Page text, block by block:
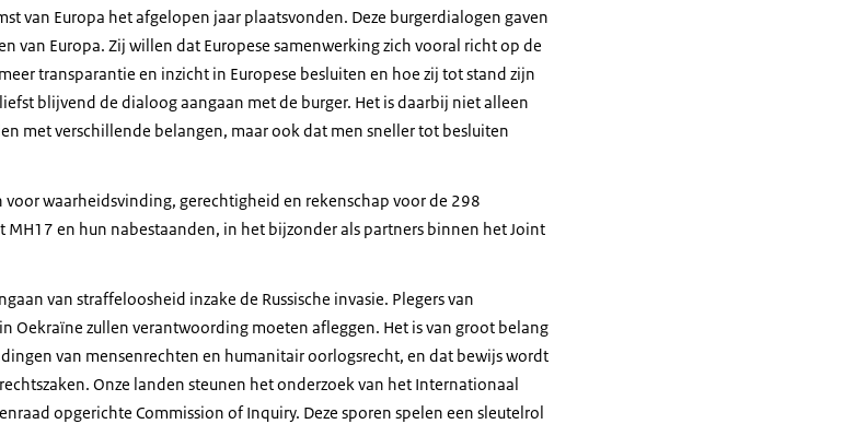
van Europa het afgelopen jaar plaatsvonden. Deze burgerdialogen gaven
van Europa. Zij willen dat Europese samenwerking zich vooral richt op de
transparantie en inzicht in Europese besluiten en hoe zij tot stand zijn
blijvend de dialoog aangaan met de burger. Het is daarbij niet alleen
met verschillende belangen, maar ook dat men sneller tot besluiten
waarheidsvinding, gerechtigheid en rekenschap voor de 298
MH17 en hun nabestaanden, in het bijzonder als partners binnen hetJoint
van straffeloosheid inzake de Russische invasie. Plegers van
Oekraïne zullen verantwoording moeten afleggen. Het is van groot belang
van mensenrechten en humanitair oorlogsrecht, en dat bewijs wordt
Onze landen steunen het onderzoek van het Internationaal
opgerichte Commission of Inquiry. Deze sporen spelen een sleutelrol